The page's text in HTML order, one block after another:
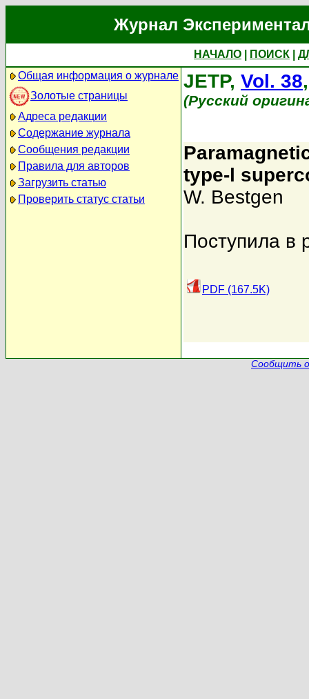
Журнал
НАЧАЛО ПОИСК
Общая информация о журнале
Золотые страницы
Адреса редакции
Содержание журнала
Сообщения редакции
Правила для авторов
Загрузить статью
Проверить статус статьи
JETP, Vol. 38
(Русский
type-l
W. Bestgen
Поступила в
PDF (167.5K)
Сообщить о